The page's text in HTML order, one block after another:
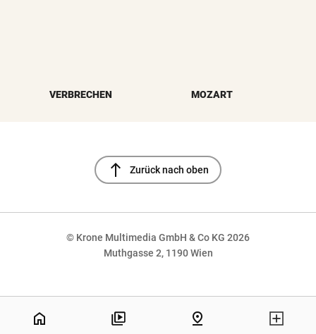
VERBRECHEN MOZART
north Zurück nach oben
© Krone Multimedia GmbH & Co KG 2026
Muthgasse 2, 1190 Wien
home pin_drop
NaN%